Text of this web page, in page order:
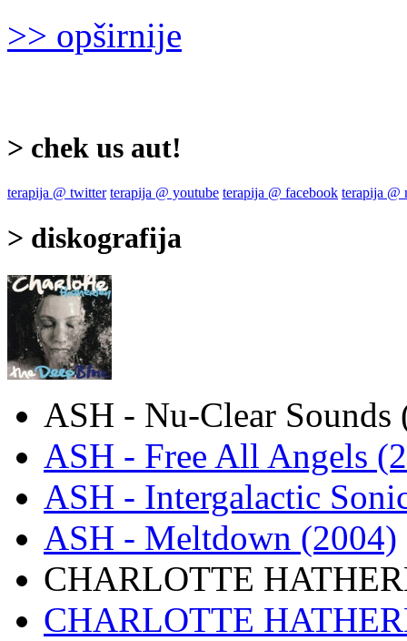
>> opširnije
> chek us aut!
terapija @ twitter terapija @ youtube terapija @ facebook terapija @
> diskografija
ASH - Nu-Clear Sounds
ASH - Free All Angels
ASH - Intergalactic
ASH - Meltdown (2004)
CHARLOTTE
CHARLOTTE